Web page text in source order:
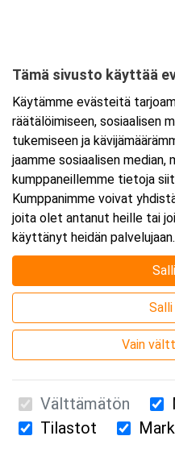
Ajankohta
Alkaa:15.10.2026 08:30
Päättyy:15.10.2026 16:00
Lisää tapahtuma
Webinaari
Suomen Ensiapukoulutus
Tämä sivusto käyttää
Käytämme evästeitä
räätälöimiseen, sosiaalisen
tukemiseen ja
jaamme sosiaalisen median,
kumppaneillemme tietoja
Kumppanimme voivat
joita olet antanut heille tai
käyttänyt heidän palvelujaan.
Vain
Välttämätön
Tilastot